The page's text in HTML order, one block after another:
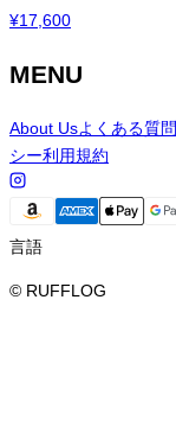
¥17,600
MENU
About Usよくある質問
シー利用規約
言語
© RUFFLOG